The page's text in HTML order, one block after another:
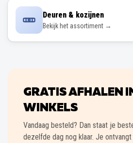
Deuren & kozijnen
Bekijk het assortiment →
GRATIS AFHALEN
WINKELS
Vandaag besteld? Dan staat je
dezelfde dag nog klaar. Je